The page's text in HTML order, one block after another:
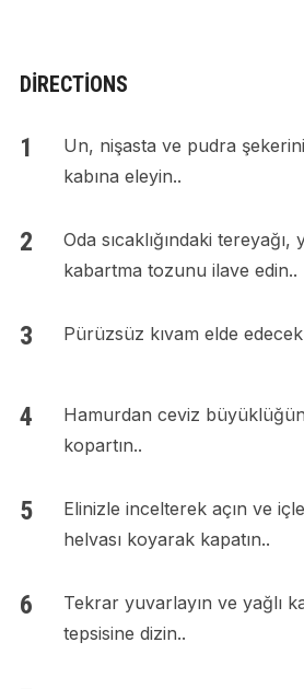
DIRECTIONS
Un, nişasta ve pudra
kabına eleyin..
Oda sıcaklığındaki
kabartma tozunu ilave edin..
Pürüzsüz kıvam elde
Hamurdan ceviz
kopartın..
Elinizle incelterek açın ve
helvası koyarak kapatın..
Tekrar yuvarlayın ve yağlı
tepsisine dizin..